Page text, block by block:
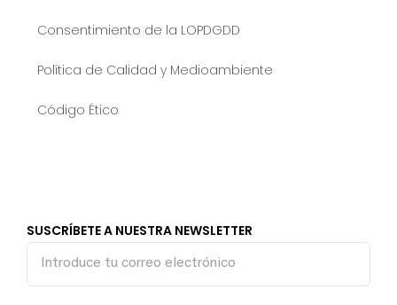
Consentimiento de la LOPDGDD
Política de Calidad y Medioambiente
Código Ético
SUSCRÍBETE A NUESTRA NEWSLETTER